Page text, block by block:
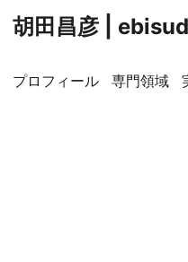
胡田昌彦 |
プロフィール 専門領域